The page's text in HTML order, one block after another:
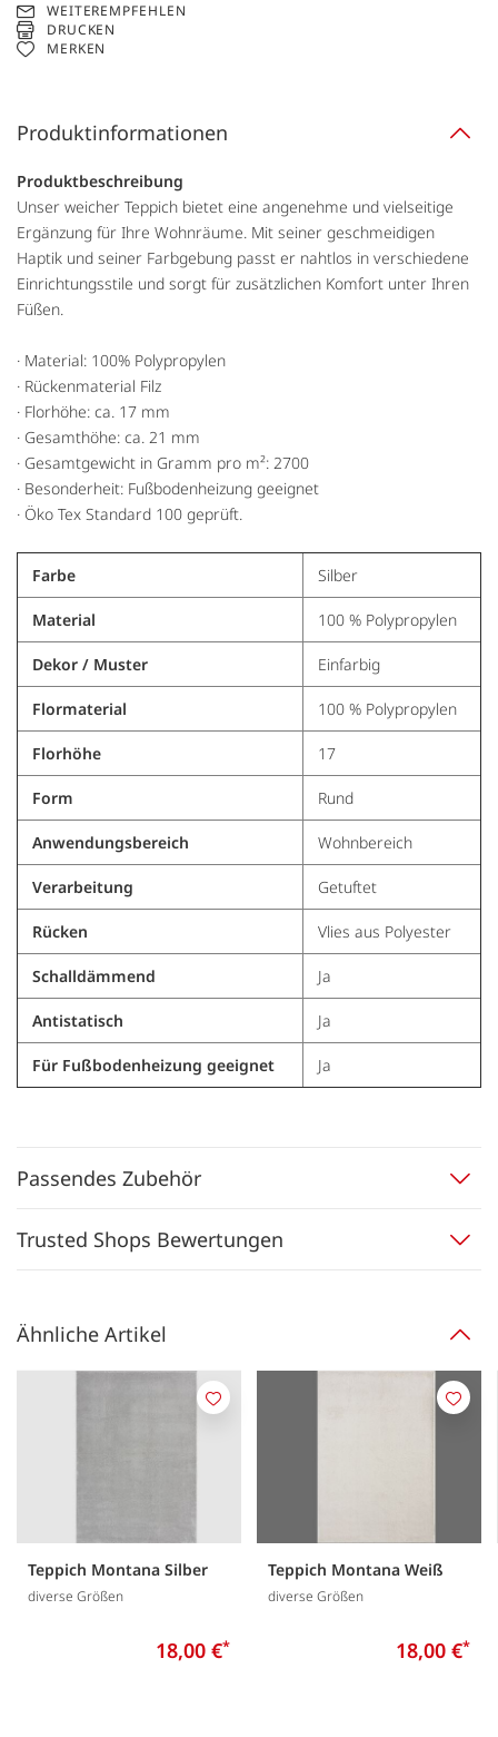
WEITEREMPFEHLEN
DRUCKEN
MERKEN
Produktinformationen
Produktbeschreibung
Unser weicher Teppich bietet eine angenehme und vielseitige
Ergänzung für Ihre Wohnräume. Mit seiner geschmeidigen
Haptik und seiner Farbgebung passt er nahtlos in verschiedene
Einrichtungsstile und sorgt für zusätzlichen Komfort unter Ihren
Füßen.
· Material: 100% Polypropylen
· Rückenmaterial Filz
· Florhöhe: ca. 17 mm
· Gesamthöhe: ca. 21 mm
· Gesamtgewicht in Gramm pro m²: 2700
· Besonderheit: Fußbodenheizung geeignet
· Öko Tex Standard 100 geprüft.
Farbe Silber
Material 100 % Polypropylen
Dekor / Muster Einfarbig
Flormaterial 100 % Polypropylen
Florhöhe 17
Form Rund
Anwendungsbereich Wohnbereich
Verarbeitung Getuftet
Rücken Vlies aus Polyester
Schalldämmend Ja
Antistatisch Ja
Für Fußbodenheizung geeignet Ja
Passendes Zubehör
Trusted Shops Bewertungen
Ähnliche Artikel
Teppich Montana Silber
diverse Größen
18,00 €*
Merken
Teppich Montana Weiß
diverse Größen
18,00 €*